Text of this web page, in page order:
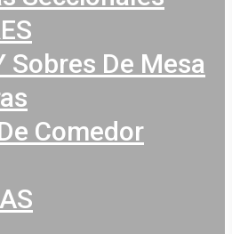
Sobres De Mesa
Comedor